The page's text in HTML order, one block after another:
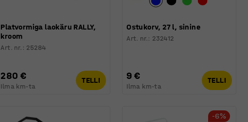
Platvormiga laokäru RALLY,
kroom
Art. nr. : 25284
280 €
Ilma km-ta
TELLI
Ostukorv, 27 l, sinine
Art. nr.: 232412
9 €
Ilma km-ta
TELLI
-6%